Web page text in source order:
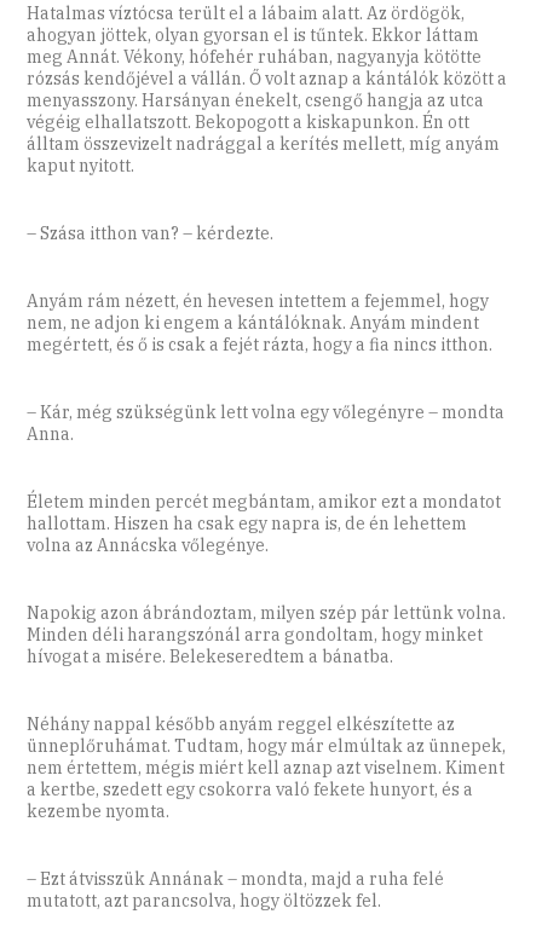
Hatalmas víztócsa terült el a lábaim alatt. Az ördögök,
ahogyan jöttek, olyan gyorsan el is tűntek. Ekkor láttam
meg Annát. Vékony, hófehér ruhában, nagyanyja kötötte
rózsás kendőjével a vállán. Ő volt aznap a kántálók között a
menyasszony. Harsányan énekelt, csengő hangja az utca
végéig elhallatszott. Bekopogott a kiskapunkon. Én ott
álltam összevizelt nadrággal a kerítés mellett, míg anyám
kaput nyitott.
– Szása itthon van? – kérdezte.
Anyám rám nézett, én hevesen intettem a fejemmel, hogy
nem, ne adjon ki engem a kántálóknak. Anyám mindent
megértett, és ő is csak a fejét rázta, hogy a fia nincs itthon.
– Kár, még szükségünk lett volna egy vőlegényre – mondta
Anna.
Életem minden percét megbántam, amikor ezt a mondatot
hallottam. Hiszen ha csak egy napra is, de én lehettem
volna az Annácska vőlegénye.
Napokig azon ábrándoztam, milyen szép pár lettünk volna.
Minden déli harangszónál arra gondoltam, hogy minket
hívogat a misére. Belekeseredtem a bánatba.
Néhány nappal később anyám reggel elkészítette az
ünneplőruhámat. Tudtam, hogy már elmúltak az ünnepek,
nem értettem, mégis miért kell aznap azt viselnem. Kiment
a kertbe, szedett egy csokorra való fekete hunyort, és a
kezembe nyomta.
– Ezt átvisszük Annának – mondta, majd a ruha felé
mutatott, azt parancsolva, hogy öltözzek fel.